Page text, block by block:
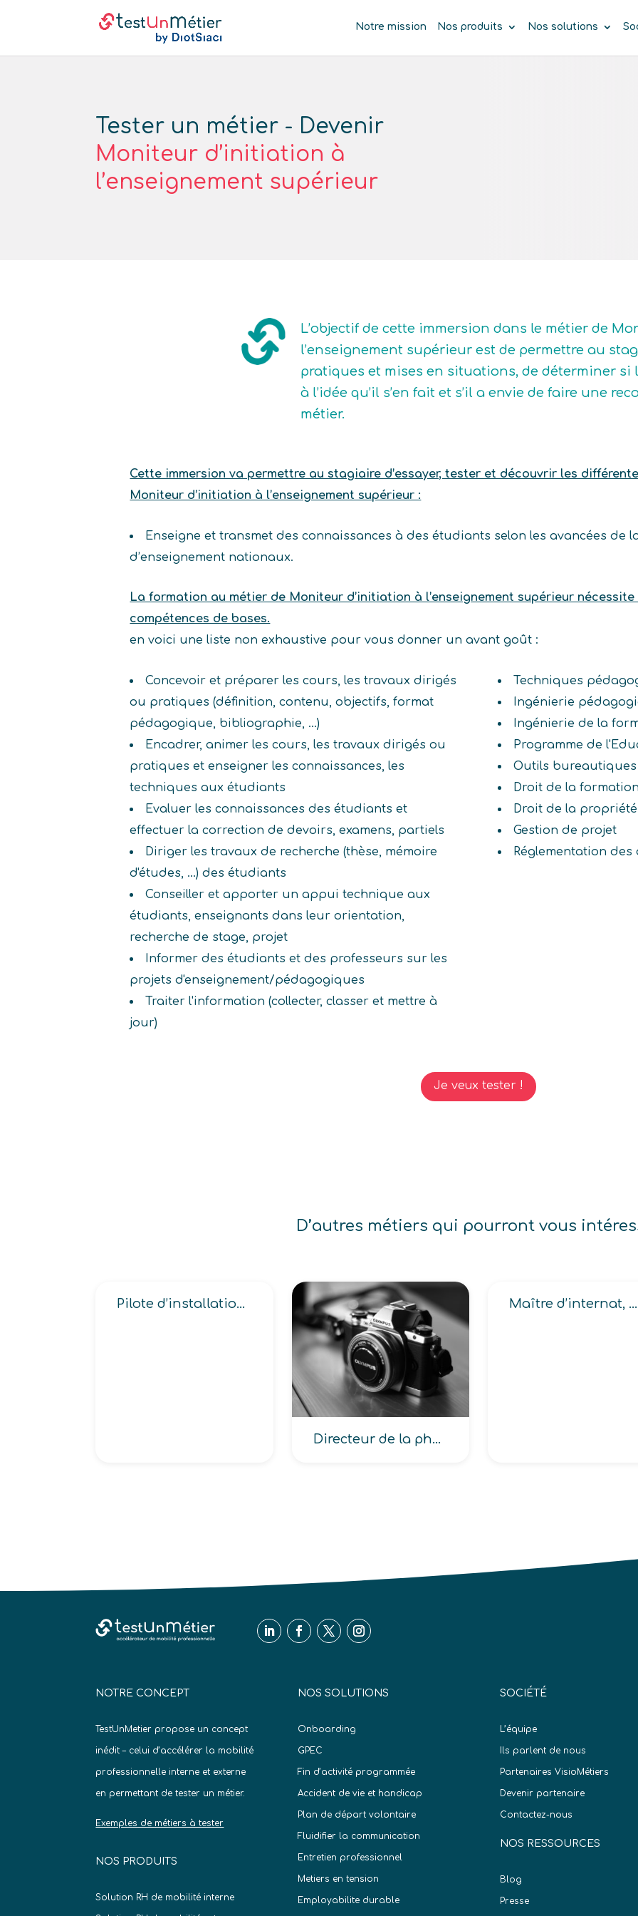
Notre mission Nos produits Nos solutions
Tester un métier - Devenir
Moniteur d’initiation à
l’enseignement supérieur
L’objectif de cette immersion dans le métier de
l’enseignement supérieur est de permettre au
pratiques et mises en situations, de déterminer si
à l’idée qu’il s’en fait et s’il a envie de faire une
métier.
Cette immersion va permettre au stagiaire d’essayer, tester et découvrir les
Moniteur d’initiation à l’enseignement supérieur :
Enseigne et transmet des connaissances à des étudiants selon les avancées de
d’enseignement nationaux.
La formation au métier de Moniteur d’initiation à l’enseignement supérieur nécessite
compétences de bases.
en voici une liste non exhaustive pour vous donner un avant goût :
Concevoir et préparer les cours, les travaux dirigés
ou pratiques (définition, contenu, objectifs, format
pédagogique, bibliographie, ...)
Encadrer, animer les cours, les travaux dirigés ou
pratiques et enseigner les connaissances, les
techniques aux étudiants
Evaluer les connaissances des étudiants et
effectuer la correction de devoirs, examens, partiels
Diriger les travaux de recherche (thèse, mémoire
d'études, ...) des étudiants
Conseiller et apporter un appui technique aux
étudiants, enseignants dans leur orientation,
recherche de stage, projet
Informer des étudiants et des professeurs sur les
projets d'enseignement/pédagogiques
Traiter l'information (collecter, classer et mettre à
jour)
Techniques
Ingénierie
Ingénierie de la
Programme de
Outils bureautiques
Droit de la
Droit de la
Gestion de projet
Réglementation
Je veux tester !
D’autres métiers qui pourront vous
Pilote d’installation de coulée continue, Pilote d’installation de production des métaux
Directeur de la photographie
Maître d’internat, Responsable d’internat
NOTRE CONCEPT
TestUnMetier propose un concept
inédit – celui d’accélérer la mobilité
professionnelle interne et externe
en permettant de tester un métier.
Exemples de métiers à tester
NOS PRODUITS
Solution RH de mobilité interne
NOS SOLUTIONS
Onboarding
GPEC
Fin d’activité programmée
Accident de vie et handicap
Plan de départ volontaire
Fluidifier la communication
Entretien professionnel
Metiers en tension
Employabilite durable
SOCIÉTÉ
L’équipe
Ils parlent de nous
Partenaires VisioMétiers
Devenir partenaire
Contactez-nous
NOS RESSOURCES
Blog
Presse